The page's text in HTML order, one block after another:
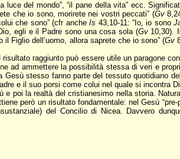
del mondo”, “il pane della vita” ecc.
che io sono, morirete nei vostri peccati” (Gv
che sono” (cfr ancheIs 43,10-11: “Io, io sono
egli e il Padre sono una cosa sola (Gv10,30).
Figlio dell’uomo, allora saprete che io sono” (Gv
raggiunto può essere utile un paragone
ad ammettere la possibilità stessa di veri e
stesso fanno parte del tessuto quotidiano
e il suo porsi come colui nel quale si incontra
poi la realtà del cristianesimo nella storia.
però un risultato fondamentale: nel Gesù “pre-
del Concilio di Nicea. Davvero